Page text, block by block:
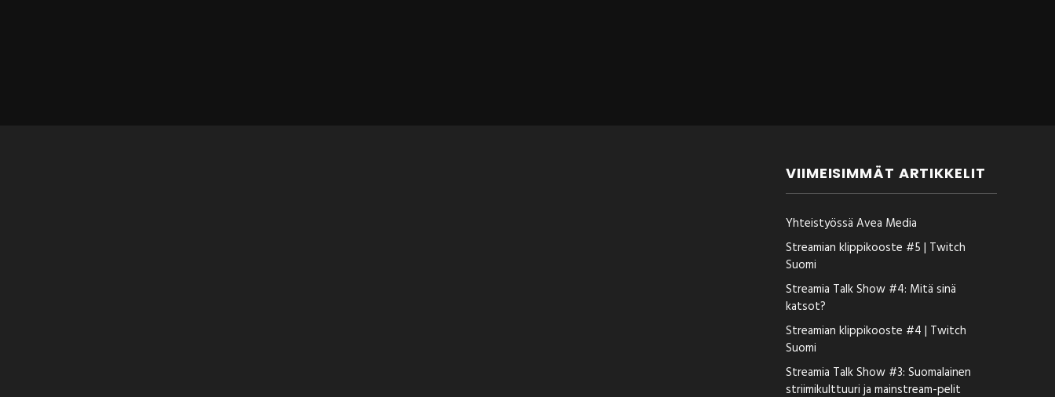
VIIMEISIMMÄT ARTIKKELIT
Yhteistyössä Avea Media
Streamian klippikooste #5 | Twitch
Suomi
Streamia Talk Show #4: Mitä sinä
katsot?
Streamian klippikooste #4 | Twitch
Suomi
Streamia Talk Show #3: Suomalainen
striimikulttuuri ja mainstream-pelit